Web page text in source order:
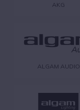
AKG
ALGAM AUDIO